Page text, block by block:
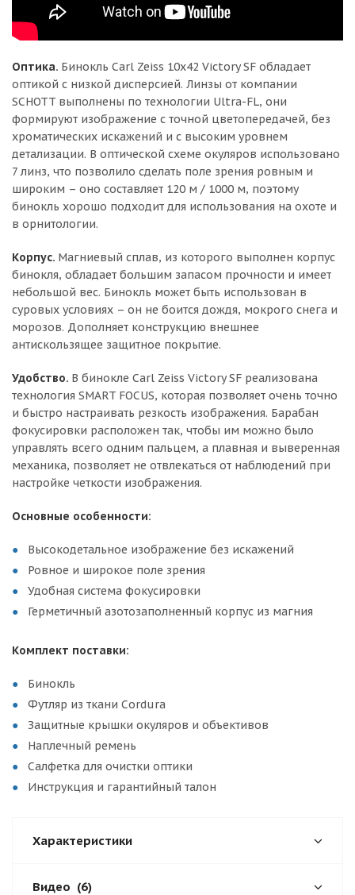
Оптика. Бинокль Carl Zeiss 10x42 Victory SF обладает
оптикой с низкой дисперсией. Линзы от компании
SCHOTT выполнены по технологии Ultra-FL, они
формируют изображение с точной цветопередачей, без
хроматических искажений и с высоким уровнем
детализации. В оптической схеме окуляров использовано
7 линз, что позволило сделать поле зрения ровным и
широким – оно составляет 120 м / 1000 м, поэтому
бинокль хорошо подходит для использования на охоте и
в орнитологии.
Корпус. Магниевый сплав, из которого выполнен корпус
бинокля, обладает большим запасом прочности и имеет
небольшой вес. Бинокль может быть использован в
суровых условиях – он не боится дождя, мокрого снега и
морозов. Дополняет конструкцию внешнее
антискользящее защитное покрытие.
Удобство. В бинокле Carl Zeiss Victory SF реализована
технология SMART FOCUS, которая позволяет очень точно
и быстро настраивать резкость изображения. Барабан
фокусировки расположен так, чтобы им можно было
управлять всего одним пальцем, а плавная и выверенная
механика, позволяет не отвлекаться от наблюдений при
настройке четкости изображения.
Основные особенности:
Высокодетальное изображение без искажений
Ровное и широкое поле зрения
Удобная система фокусировки
Герметичный азотозаполненный корпус из магния
Комплект поставки:
Бинокль
Футляр из ткани Cordura
Защитные крышки окуляров и объективов
Наплечный ремень
Салфетка для очистки оптики
Инструкция и гарантийный талон
Характеристики
Видео (6)